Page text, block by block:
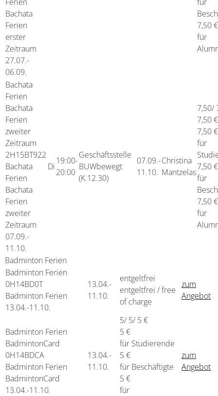
Bachata
Ferien
erster
Zeitraum
27.07.-
06.09.
7,50 €
für
Bachata
Ferien
Bachata
Ferien
zweiter
Zeitraum
2H15BT922
Bachata
Ferien
Bachata
Ferien
zweiter
Zeitraum
07.09.-
11.10.
Di
19:00-
20:00
Geschäftsstelle
BUWbewegt
(K.12.30)
07.09.-
11.10.
Christina
Mantzelas
7,50/
7,50 €
7,50 €
für
7,50 €
für
7,50 €
für
Badminton Ferien
Badminton Ferien
0H14BD0T
Badminton Ferien
13.04.-11.10.
13.04.-
11.10.
entgeltfrei
entgeltfrei / free
of charge
zum
Angebot
Badminton Ferien
BadmintonCard
0H14BDCA
Badminton Ferien
BadmintonCard
13.04.-11.10.
13.04.-
11.10.
5/ 5/ 5 €
5 €
für Studierende
5 €
für Beschäftigte
5 €
für
zum
Angebot